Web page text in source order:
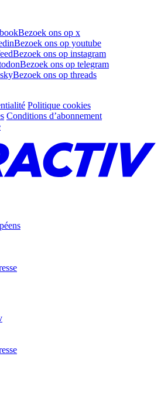
Bezoek ons op x
Bezoek ons op youtube
Bezoek ons op instagram
Bezoek ons op telegram
Bezoek ons op threads
Politique cookies
Conditions d’abonnement